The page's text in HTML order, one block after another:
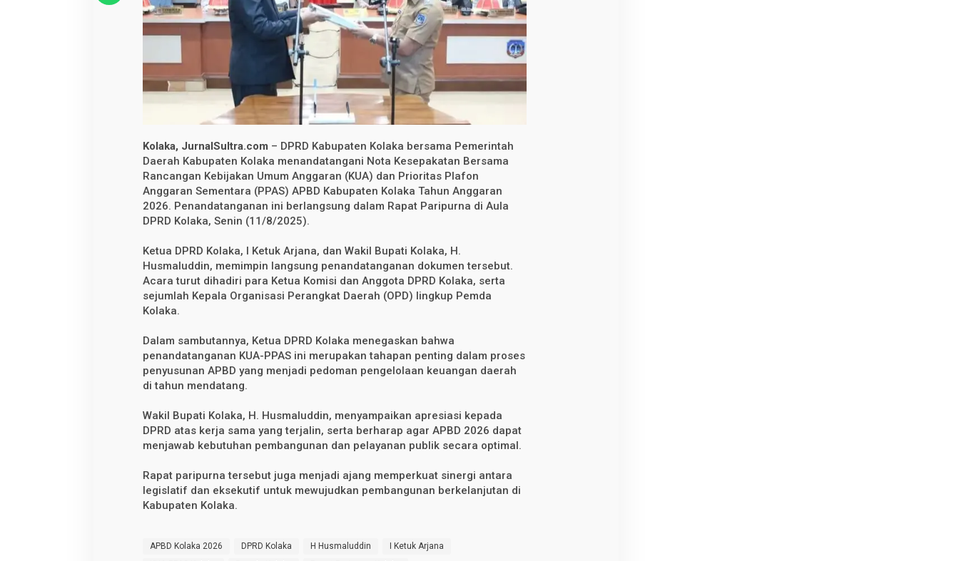
d
a
a
K
e
s
p
a
k
a
a
R
a
n
c
a
n
U
A
P
A
S
A
B
D
2
0
Kolaka, JurnalSultra.com – DPRD Kabupaten Kolaka bersama Pemerintah
Daerah Kabupaten Kolaka menandatangani Nota Kesepakatan Bersama
Rancangan Kebijakan Umum Anggaran (KUA) dan Prioritas Plafon
Anggaran Sementara (PPAS) APBD Kabupaten Kolaka Tahun Anggaran
2026. Penandatanganan ini berlangsung dalam Rapat Paripurna di Aula
DPRD Kolaka, Senin (11/8/2025).
Ketua DPRD Kolaka, I Ketuk Arjana, dan Wakil Bupati Kolaka, H.
Husmaluddin, memimpin langsung penandatanganan dokumen tersebut.
Acara turut dihadiri para Ketua Komisi dan Anggota DPRD Kolaka, serta
sejumlah Kepala Organisasi Perangkat Daerah (OPD) lingkup Pemda
Kolaka.
Dalam sambutannya, Ketua DPRD Kolaka menegaskan bahwa
penandatanganan KUA-PPAS ini merupakan tahapan penting dalam proses
penyusunan APBD yang menjadi pedoman pengelolaan keuangan daerah
di tahun mendatang.
Wakil Bupati Kolaka, H. Husmaluddin, menyampaikan apresiasi kepada
DPRD atas kerja sama yang terjalin, serta berharap agar APBD 2026 dapat
menjawab kebutuhan pembangunan dan pelayanan publik secara optimal.
Rapat paripurna tersebut juga menjadi ajang memperkuat sinergi antara
legislatif dan eksekutif untuk mewujudkan pembangunan berkelanjutan di
Kabupaten Kolaka.
APBD Kolaka 2026 DPRD Kolaka H Husmaluddin
I Ketuk Arjana